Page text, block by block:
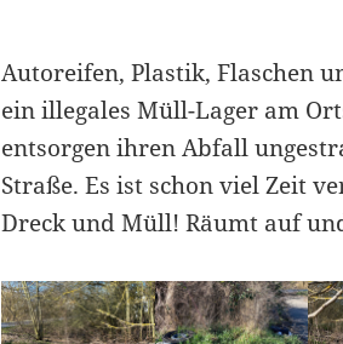
Autoreifen, Plastik, Flaschen
ein illegales Müll-Lager am
entsorgen ihren Abfall
Straße. Es ist schon viel Zeit
Dreck und Müll! Räumt auf